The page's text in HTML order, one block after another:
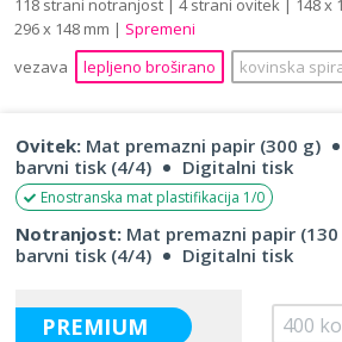
Išči
118 strani notranjost | 4 strani ovitek | 148 x
296 x 148 mm | Spremeni
vezava
lepljeno broširano kovinska
Ovitek: Mat premazni papir (300 g)
barvni tisk (4/4)
Digitalni tisk
Enostranska mat plastifikacija 1/0
Notranjost: Mat premazni papir
barvni tisk (4/4)
Digitalni tisk
PREMIUM 400